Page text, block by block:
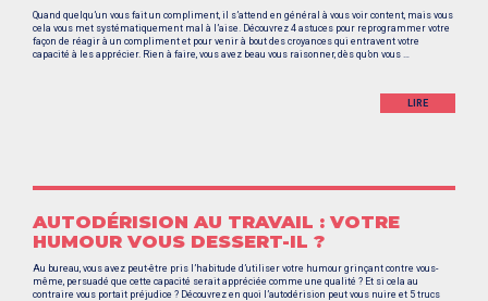
Quand quelqu’un vous fait un compliment, il s’attend en général à vous voir content, mais vous
cela vous met systématiquement mal à l’aise. Découvrez 4 astuces pour reprogrammer votre
façon de réagir à un compliment et pour venir à bout des croyances qui entravent votre
capacité à les apprécier. Rien à faire, vous avez beau vous raisonner, dès qu’on vous …
LIRE
AUTODÉRISION AU TRAVAIL : VOTRE
HUMOUR VOUS DESSERT-IL ?
Au bureau, vous avez peut-être pris l’habitude d’utiliser votre humour grinçant contre vous-
même, persuadé que cette capacité serait appréciée comme une qualité ? Et si cela au
contraire vous portait préjudice ? Découvrez en quoi l’autodérision peut vous nuire et 5 trucs